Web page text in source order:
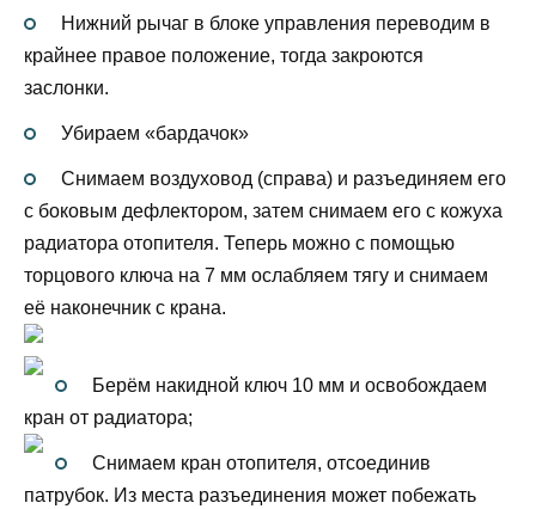
Нижний рычаг в блоке управления переводим в
крайнее правое положение, тогда закроются
заслонки.
Убираем «бардачок»
Снимаем воздуховод (справа) и разъединяем его
с боковым дефлектором, затем снимаем его с кожуха
радиатора отопителя. Теперь можно с помощью
торцового ключа на 7 мм ослабляем тягу и снимаем
её наконечник с крана.
Берём накидной ключ 10 мм и освобождаем
кран от радиатора;
Снимаем кран отопителя, отсоединив
патрубок. Из места разъединения может побежать